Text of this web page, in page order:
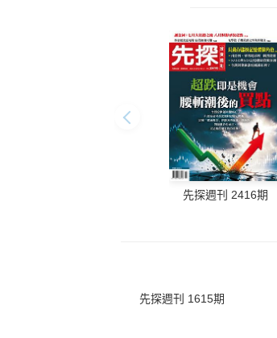
先探週刊 2416期
先探週刊 1615期